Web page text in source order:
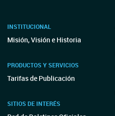
INSTITUCIONAL
Misión, Visión e Historia
PRODUCTOS Y SERVICIOS
Tarifas de Publicación
SITIOS DE INTERÉS